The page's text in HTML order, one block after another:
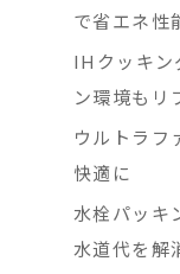
で省エネ性
IHクッキン
ン環境もリ
ウルトラフ
快適に
水栓パッキ
水道代を解